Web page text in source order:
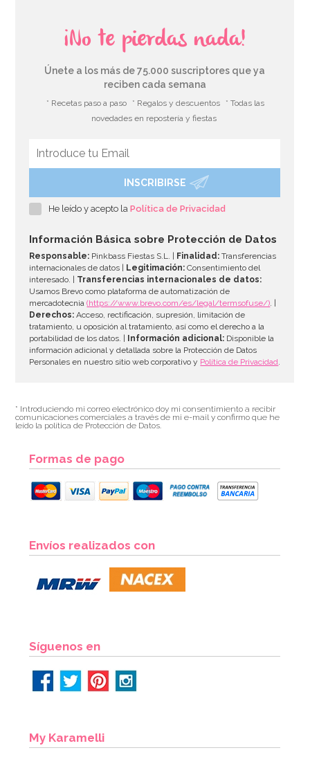
Cupcake Combo Bosque encantado
AÑADIR
12,95€
¡No te pierdas nada!
Únete a los más de 75.000 suscriptores que ya
reciben cada semana
* Recetas paso a paso * Regalos y descuentos
* Todas las
novedades en repostería y fiestas
INSCRIBIRSE
He leído y acepto laPolítica de Privacidad
Información Básica sobre Protección de Datos
Responsable: Pinkbass Fiestas S.L. | Finalidad: Transferencias
internacionales de datos |
Legitimación: Consentimiento del
interesado. | Transferencias internacionales de datos:
Usamos Brevo como plataforma de automatización de
mercadotecnia(https://www.brevo.com/es/legal/termsofuse/). |
Derechos: Acceso, rectificación, supresión, limitación de
tratamiento, u oposición al tratamiento, así como el derecho a la
portabilidad de los datos. |
Información adicional: Disponible la
información adicional y detallada sobre la Protección de Datos
Personales en nuestro sitio web corporativo y Política de Privacidad.
* Introduciendo mi correo electrónico doy mi consentimiento a recibir
comunicaciones comerciales a través de mi e-mail y confirmo que he
leído la política de Protección de Datos.
Formas de pago
Envíos realizados con
Síguenos en
My Karamelli